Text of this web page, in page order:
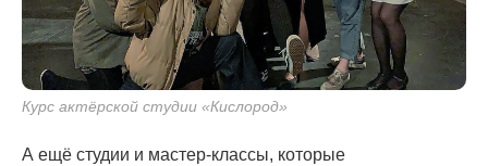
Курс актёрской студии «Кислород»
А ещё студии и мастер-классы, которые